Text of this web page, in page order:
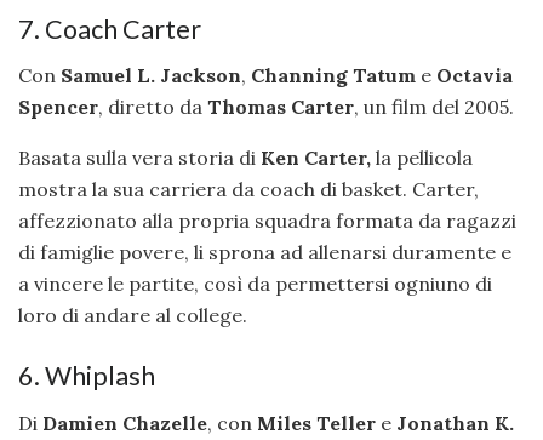
7. Coach Carter
Con Samuel L. Jackson, Channing Tatum e Octavia
Spencer, diretto da Thomas Carter, un film del 2005.
Basata sulla vera storia di Ken Carter, la pellicola
mostra la sua carriera da coach di basket. Carter,
affezzionato alla propria squadra formata da ragazzi
di famiglie povere, li sprona ad allenarsi duramente e
a vincere le partite, così da permettersi ogniuno di
loro di andare al college.
6. Whiplash
Di Damien Chazelle, con Miles Teller e Jonathan K.